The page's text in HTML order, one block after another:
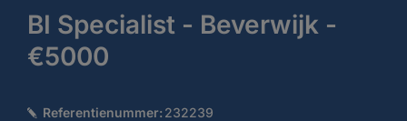
BI Specialist - Beverwijk -
€5000
Referentienummer: 232239